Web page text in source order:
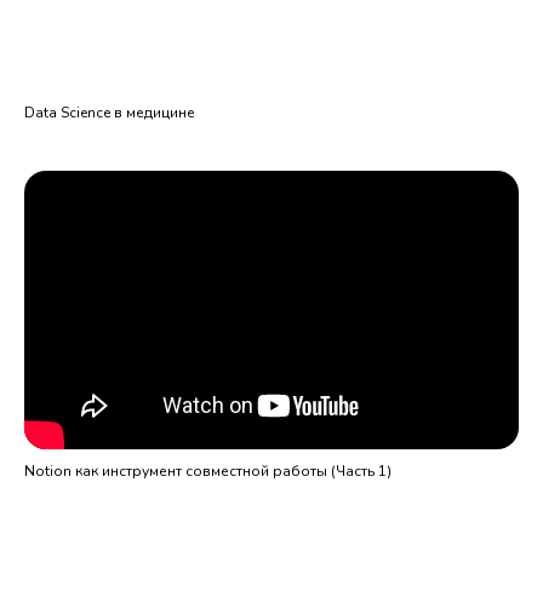
Data Science в медицине
Notion как инструмент совместной работы (Часть 1)